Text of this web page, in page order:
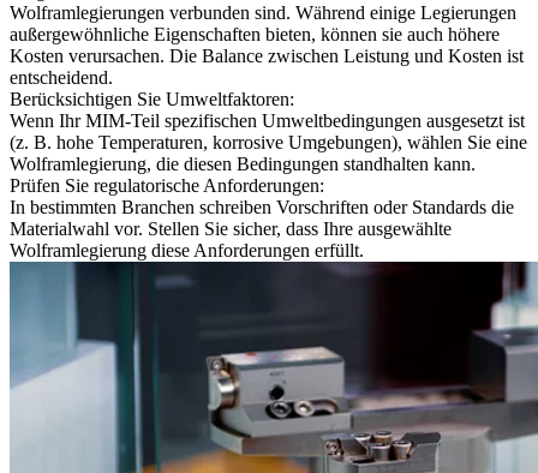
Wolframlegierungen verbunden sind. Während einige Legierungen
außergewöhnliche Eigenschaften bieten, können sie auch höhere
Kosten verursachen. Die Balance zwischen Leistung und Kosten ist
entscheidend.
Berücksichtigen Sie Umweltfaktoren:
Wenn Ihr MIM-Teil spezifischen Umweltbedingungen ausgesetzt ist
(z. B. hohe Temperaturen, korrosive Umgebungen), wählen Sie eine
Wolframlegierung, die diesen Bedingungen standhalten kann.
Prüfen Sie regulatorische Anforderungen:
In bestimmten Branchen schreiben Vorschriften oder Standards die
Materialwahl vor. Stellen Sie sicher, dass Ihre ausgewählte
Wolframlegierung diese Anforderungen erfüllt.